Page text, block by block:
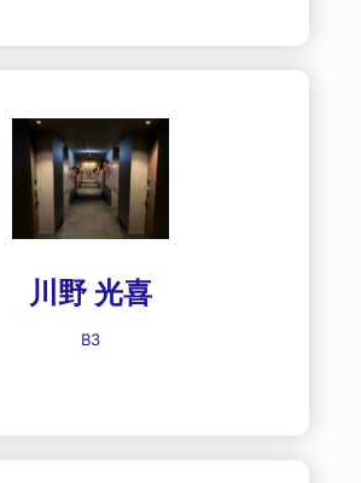
川野 光喜
B3